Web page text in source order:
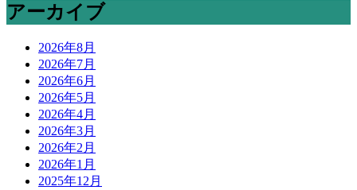
アーカイブ
2026年8月
2026年7月
2026年6月
2026年5月
2026年4月
2026年3月
2026年2月
2026年1月
2025年12月